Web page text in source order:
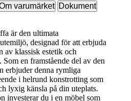
varumärket Dokument
är den ultimata
designad för att erbjuda
av klassisk estetik och
en framstående del av den
erbjuder denna rymliga
i helrund konstrotting som
lyxig känsla på din uteplats.
investerar du i en möbel som